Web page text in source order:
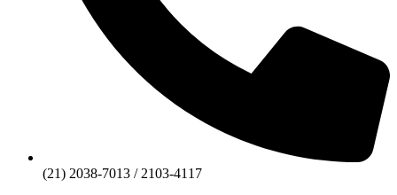
(21) 2038-7013 / 2103-4117